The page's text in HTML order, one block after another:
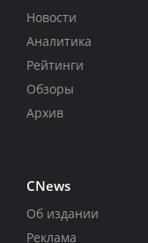
Новости
Аналитика
Рейтинги
Обзоры
Архив
CNews
Об издании
Реклама